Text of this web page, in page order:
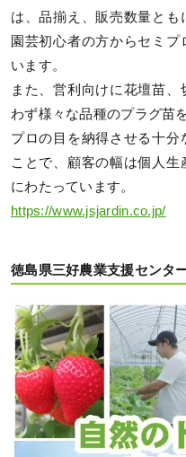
は、品揃え、販売数量とも
園芸初心者の方からセミプ
います。
また、営利向けに花壇苗
わず様々な品種のプラグ苗
プロの目を納得させる十分
ことで、顧客の幅は個人
にわたっています。
https://www.jsjardin.co.jp/
徳島県三好農業支援センタ